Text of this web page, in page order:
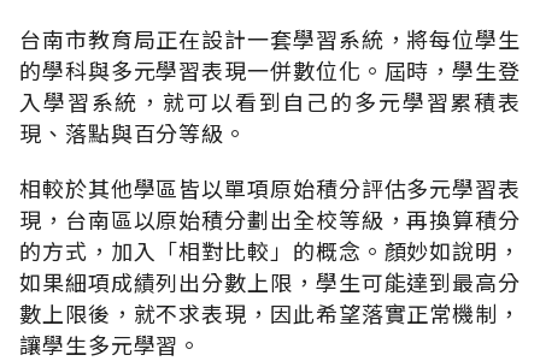
台南市教育局正在設計一套學習系統，將每位學生
的學科與多元學習表現一併數位化。屆時，學生登
入學習系統，就可以看到自己的多元學習累積表
現、落點與百分等級。
相較於其他學區皆以單項原始積分評估多元學習表
現，台南區以原始積分劃出全校等級，再換算積分
的方式，加入「相對比較」的概念。顏妙如說明，
如果細項成績列出分數上限，學生可能達到最高分
數上限後，就不求表現，因此希望落實正常機制，
讓學生多元學習。